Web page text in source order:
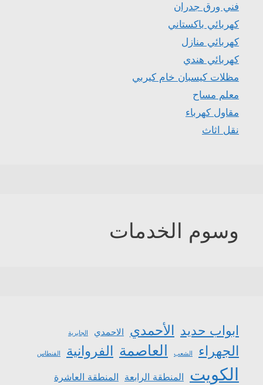
فني ورق جدران
كهربائي باكستاني
كهربائي منازل
كهربائي هندي
مظلات كيسبان خام كيربي
معلم مساح
مقاول كهرباء
نقل اثاث
وسوم الخدمات
ابواب حديد الأحمدي الاحمدي الجابرية
الجهراء الشعب العاصمة الفروانية الفنطاس
الكويت المنطقة الرابعة المنطقة العاشرة